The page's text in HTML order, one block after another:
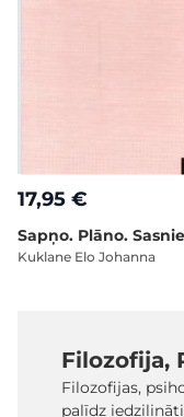
17,95 €
Sapņo. Plāno.
Kuklane Elo Johanna
Filozofija,
Filozofijas,
palīdz